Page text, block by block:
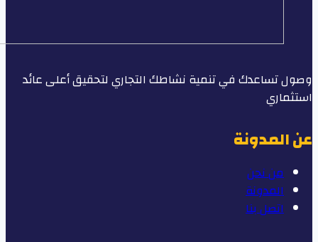
وصول تساعدك في تنمية نشاطك التجاري لتحقيق أعلى عائد
استثماري
عن المدونة
من نحن
المدونة
اتصل بنا